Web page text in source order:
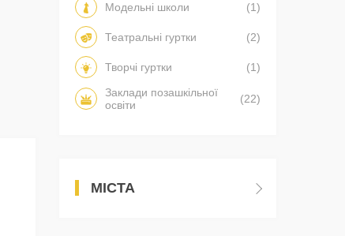
Модельні школи (1)
Театральні гуртки (2)
Творчі гуртки
(1)
Заклади позашкільної
освіти
(22)
МІСТА